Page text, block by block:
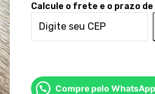
Calcule o frete e o prazo
Compre pelo